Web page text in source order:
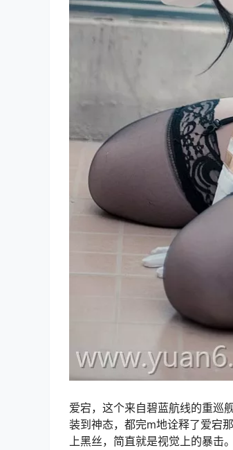
爱宕，这个来自碧蓝航线的重巡
装到神态，都完m地诠释了爱宕
上黑丝，简直就是视觉上的暴击